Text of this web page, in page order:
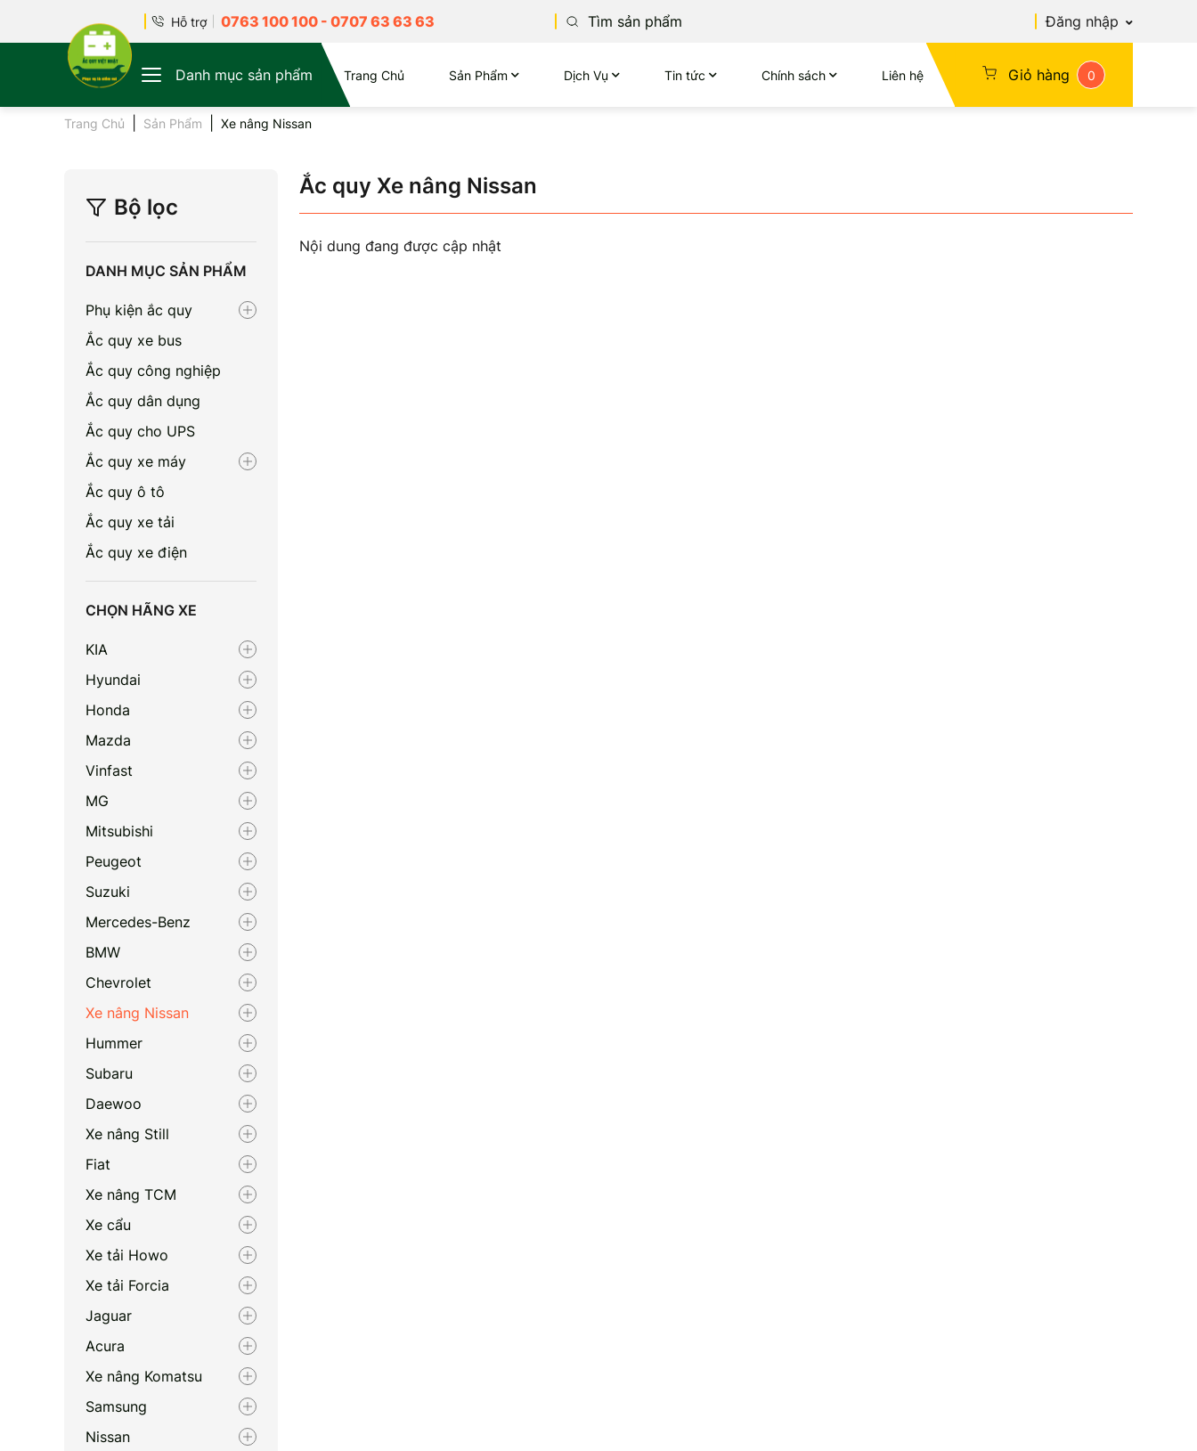
Hỗ trợ 0763 100 100 - 0707 63 63 63 Đăng nhập
Danh mục sản phẩm Trang Chủ Sản Phẩm Dịch Vụ Tin tức Chính sách Liên hệ Giỏ hàng 0
Trang Chủ Sản Phẩm Xe nâng Nissan
Bộ lọc
DANH MỤC SẢN PHẨM
Phụ kiện ắc quy
Ắc quy xe bus
Ắc quy công nghiệp
Ắc quy dân dụng
Ắc quy cho UPS
Ắc quy xe máy
Ắc quy ô tô
Ắc quy xe tải
Ắc quy xe điện
CHỌN HÃNG XE
KIA
Hyundai
Honda
Mazda
Vinfast
MG
Mitsubishi
Peugeot
Suzuki
Mercedes-Benz
BMW
Chevrolet
Xe nâng Nissan
Hummer
Subaru
Daewoo
Xe nâng Still
Fiat
Xe nâng TCM
Xe cẩu
Xe tải Howo
Xe tải Forcia
Jaguar
Acura
Xe nâng Komatsu
Samsung
Nissan
Ắc quy Xe nâng Nissan
Nội dung đang được cập nhật